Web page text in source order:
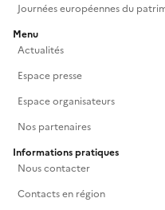
Journées européennes du
Menu
Actualités
Espace presse
Espace organisateurs
Nos partenaires
Informations pratiques
Nous contacter
Contacts en région